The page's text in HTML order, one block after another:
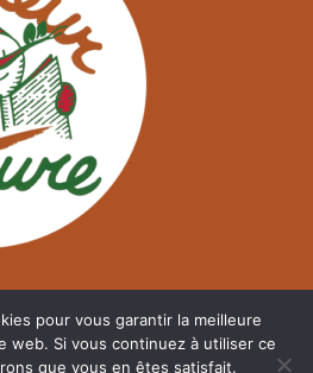
pour vous garantir la meilleure
web. Si vous continuez à utiliser ce
que vous en êtes satisfait.